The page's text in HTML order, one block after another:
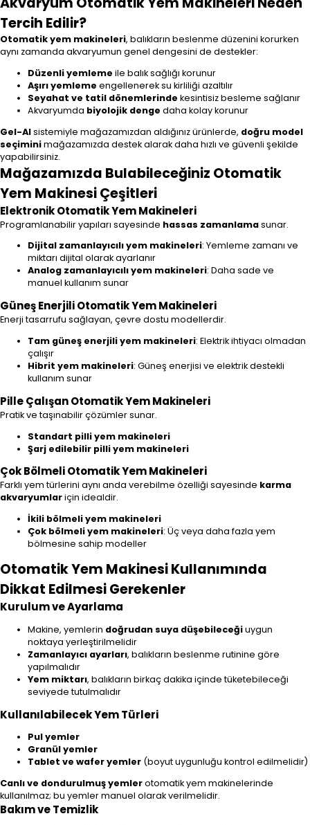
Tercih Edilir?
Otomatik yem makineleri, balıkların beslenme düzenini korurken
aynı zamanda akvaryumun genel dengesini de destekler:
Düzenli yemleme ile balık sağlığı korunur
Aşırı yemleme engellenerek su kirliliği azaltılır
Seyahat ve tatil dönemlerinde kesintisiz besleme sağlanır
Akvaryumda biyolojik denge daha kolay korunur
Gel-Alsistemiyle mağazamızdan aldığınız ürünlerde, doğru model
seçiminimağazamızda destek alarak daha hızlı ve güvenli şekilde
yapabilirsiniz.
Mağazamızda Bulabileceğiniz Otomatik
Yem Makinesi Çeşitleri
Elektronik Otomatik Yem Makineleri
Programlanabilir yapıları sayesinde hassas zamanlamasunar.
Dijital zamanlayıcılı yem makineleri: Yemleme zamanı ve
miktarı dijital olarak ayarlanır
Analog zamanlayıcılı yem makineleri: Daha sade ve
manuel kullanım sunar
Güneş Enerjili Otomatik Yem Makineleri
Enerji tasarrufu sağlayan, çevre dostu modellerdir.
Tam güneş enerjili yem makineleri: Elektrik ihtiyacı olmadan
çalışır
Hibrit yem makineleri: Güneş enerjisi ve elektrik destekli
kullanım sunar
Pille Çalışan Otomatik Yem Makineleri
Pratik ve taşınabilir çözümler sunar.
Standart pilli yem makineleri
Şarj edilebilir pilli yem makineleri
Çok Bölmeli Otomatik Yem Makineleri
Farklı yem türlerini aynı anda verebilme özelliği sayesinde karma
akvaryumlariçin idealdir.
İkili bölmeli yem makineleri
Çok bölmeli yem makineleri: Üç veya daha fazla yem
bölmesine sahip modeller
Otomatik Yem Makinesi Kullanımında
Dikkat Edilmesi Gerekenler
Kurulum ve Ayarlama
Makine, yemlerin doğrudan suya düşebileceğiuygun
noktaya yerleştirilmelidir
Zamanlayıcı ayarları, balıkların beslenme rutinine göre
yapılmalıdır
Yem miktarı, balıkların birkaç dakika içinde tüketebileceği
seviyede tutulmalıdır
Kullanılabilecek Yem Türleri
Pul yemler
Granül yemler
Tablet ve wafer yemler (boyut uygunluğu kontrol edilmelidir)
Canlı ve dondurulmuş yemlerotomatik yem makinelerinde
kullanılmaz; bu yemler manuel olarak verilmelidir.
Bakım ve Temizlik